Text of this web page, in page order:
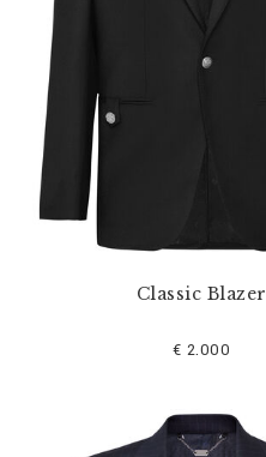
Classic Blazer
€ 2.000